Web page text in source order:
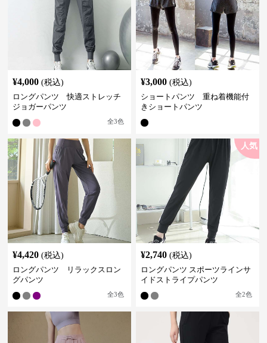
¥4,000 (税込)
ロングパンツ 快適ストレッチ
ジョガーパンツ
全3色
¥3,000 (税込)
ショートパンツ 重ね着機能付
きショートパンツ
¥4,420 (税込)
ロングパンツ リラックスロン
グパンツ
全3色
人気
¥2,740 (税込)
ロングパンツ スポーツラインサ
イドストライプパンツ
全2色